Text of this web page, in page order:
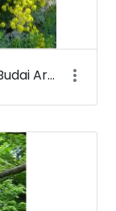
Aurinia saxatilis - Sziklai ternye - Budai Arborétum